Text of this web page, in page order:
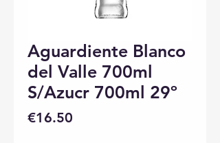
Aguardiente Blanco
del Valle 700ml
S/Azucr 700ml 29º
€16.50